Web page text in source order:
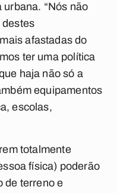
“Nós não
destes
afastadas do
ter uma política
haja não só a
equipamentos
escolas,
totalmente
física) poderão
de terreno e